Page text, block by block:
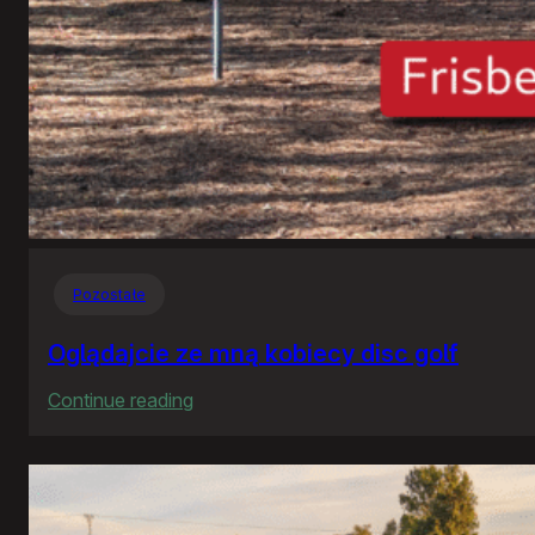
Pozostałe
Oglądajcie ze mną kobiecy disc golf
Continue reading
ze
kobiecy